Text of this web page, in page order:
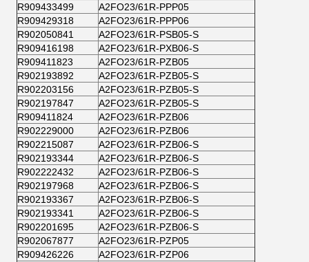
R909433499
A2FO23/61R-PPP05
R909429318
A2FO23/61R-PPP06
R902050841
A2FO23/61R-PSB05-S
R909416198
A2FO23/61R-PXB06-S
R909411823
A2FO23/61R-PZB05
R902193892
A2FO23/61R-PZB05-S
R902203156
A2FO23/61R-PZB05-S
R902197847
A2FO23/61R-PZB05-S
R909411824
A2FO23/61R-PZB06
R902229000
A2FO23/61R-PZB06
R902215087
A2FO23/61R-PZB06-S
R902193344
A2FO23/61R-PZB06-S
R902222432
A2FO23/61R-PZB06-S
R902197968
A2FO23/61R-PZB06-S
R902193367
A2FO23/61R-PZB06-S
R902193341
A2FO23/61R-PZB06-S
R902201695
A2FO23/61R-PZB06-S
R902067877
A2FO23/61R-PZP05
R909426226
A2FO23/61R-PZP06